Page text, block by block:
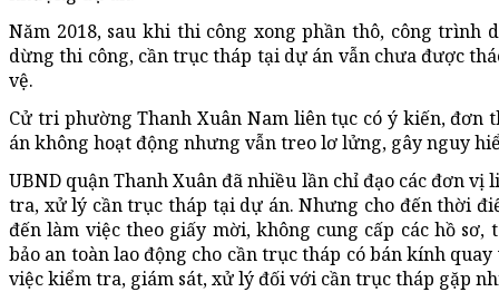
Năm 2018, sau khi thi công xong phần thô, công trình
dừng thi công, cần trục tháp tại dự án vẫn chưa được
vệ.
Cử tri phường Thanh Xuân Nam liên tục có ý kiến, đơn
án không hoạt động nhưng vẫn treo lơ lửng, gây nguy
UBND quận Thanh Xuân đã nhiều lần chỉ đạo các đơn
tra, xử lý cần trục tháp tại dự án. Nhưng cho đến thời
đến làm việc theo giấy mời, không cung cấp các hồ
bảo an toàn lao động cho cần trục tháp có bán kính
việc kiểm tra, giám sát, xử lý đối với cần trục tháp gặp